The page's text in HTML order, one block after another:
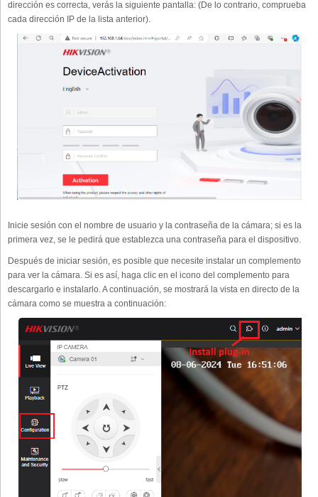
dirección es correcta, verás la siguiente pantalla: (De lo contrario, comprueba
cada dirección IP de la lista anterior).
Inicie sesión con el nombre de usuario y la contraseña de la cámara; si es la
primera vez, se le pedirá que establezca una contraseña para el dispositivo.
Después de iniciar sesión, es posible que necesite instalar un complemento
para ver la cámara. Si es así, haga clic en el icono del complemento para
descargarlo e instalarlo. A continuación, se mostrará la vista en directo de la
cámara como se muestra a continuación: